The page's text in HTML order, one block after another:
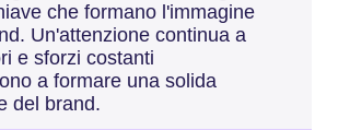
che formano l'immagine
Un'attenzione continua a
e sforzi costanti
a formare una solida
del brand.